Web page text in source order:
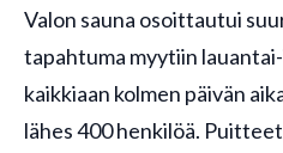
Valon sauna osoittautui
tapahtuma myytiin
kaikkiaan kolmen päivän
lähes 400 henkilöä.